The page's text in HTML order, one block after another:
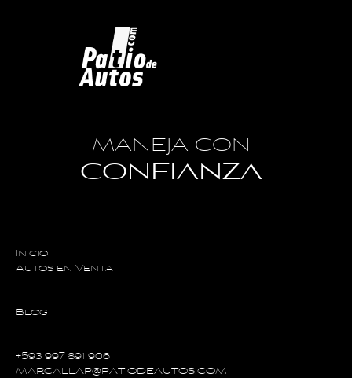
MANEJA CON
CONFIANZA
Inicio
Autos en Venta
Blog
+593 997 891 906
MARCALLAP@PATIODEAUTOS.COM